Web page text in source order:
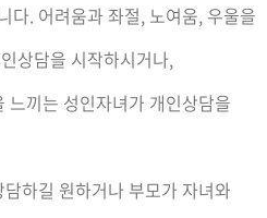
다. 어려움과 좌절, 노여움, 우울을
상담을 시작하시거나,
느끼는 성인자녀가 개인상담을
하길 원하거나 부모가 자녀와